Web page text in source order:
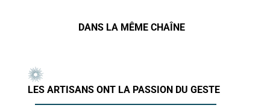
DANS LA MÊME CHAÎNE
LES ARTISANS ONT LA PASSION DU GESTE